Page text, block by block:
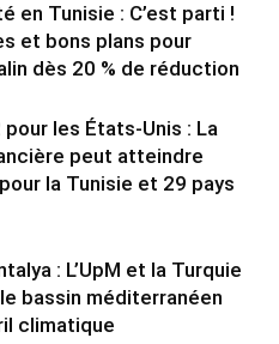
en Tunisie : C’est parti !
et bons plans pour
dès 20 % de réduction
les États-Unis : La
peut atteindre
la Tunisie et 29 pays
: L’UpM et la Turquie
bassin méditerranéen
climatique